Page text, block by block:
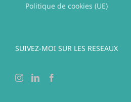
Politique de cookies (UE)
SUIVEZ-MOI SUR LES RESEAUX